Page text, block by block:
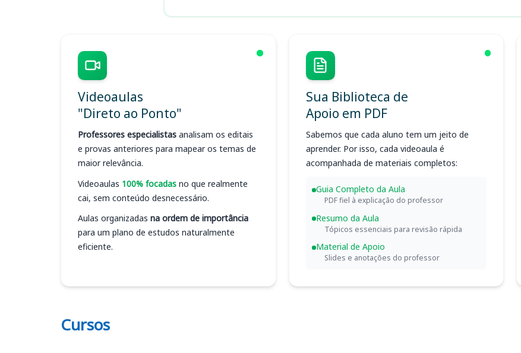
Videoaulas
"Direto ao Ponto"
Professores especialistas analisam os editais
e provas anteriores para mapear os temas de
maior relevância.
Videoaulas 100% focadas no que realmente
cai, sem conteúdo desnecessário.
Aulas organizadas na ordem de importância
para um plano de estudos naturalmente
eficiente.
Sua Biblioteca de
Apoio em PDF
Sabemos que cada aluno tem um jeito de
aprender. Por isso, cada videoaula é
acompanhada de materiais completos:
Guia Completo da Aula
PDF fiel à explicação do professor
Resumo da Aula
Tópicos essenciais para revisão rápida
Material de Apoio
Slides e anotações do professor
Cursos